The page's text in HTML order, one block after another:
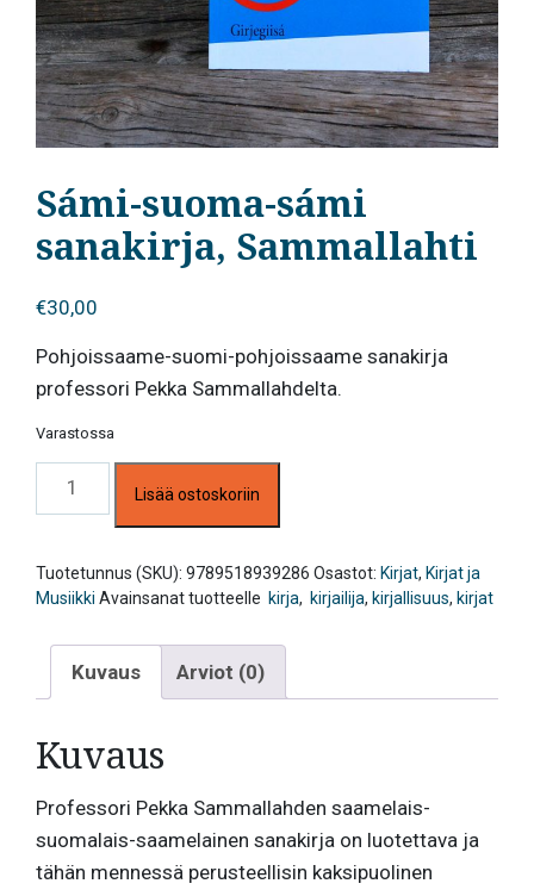
Sámi-suoma-sámi
sanakirja, Sammallahti
€30,00
Pohjoissaame-suomi-pohjoissaame sanakirja
professori Pekka Sammallahdelta.
Varastossa
suoma-
Sammallahti
määrä
Lisää ostoskoriin
Tuotetunnus (SKU): 9789518939286 Osastot: Kirjat, Kirjat ja
Musiikki Avainsanat tuotteelle kirja, kirjailija, kirjallisuus, kirjat
Kuvaus Arviot (0)
Kuvaus
Professori Pekka Sammallahden saamelais-
suomalais-saamelainen sanakirja on luotettava ja
tähän mennessä perusteellisin kaksipuolinen